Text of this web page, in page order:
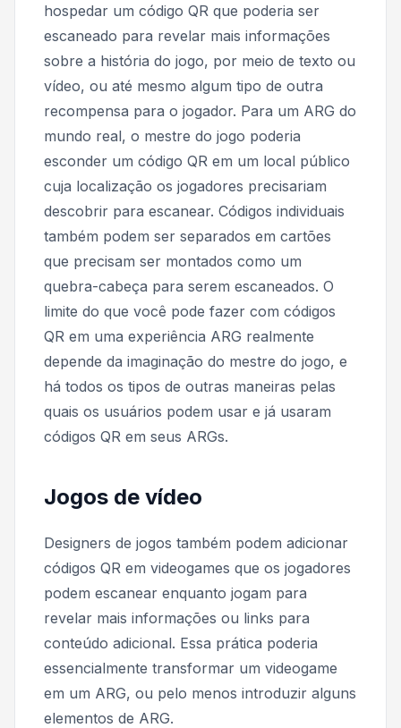
hospedar um código QR que poderia ser
escaneado para revelar mais informações
sobre a história do jogo, por meio de texto ou
vídeo, ou até mesmo algum tipo de outra
recompensa para o jogador. Para um ARG do
mundo real, o mestre do jogo poderia
esconder um código QR em um local público
cuja localização os jogadores precisariam
descobrir para escanear. Códigos individuais
também podem ser separados em cartões
que precisam ser montados como um
quebra-cabeça para serem escaneados. O
limite do que você pode fazer com códigos
QR em uma experiência ARG realmente
depende da imaginação do mestre do jogo, e
há todos os tipos de outras maneiras pelas
quais os usuários podem usar e já usaram
códigos QR em seus ARGs.
Jogos de vídeo
Designers de jogos também podem adicionar
códigos QR em videogames que os jogadores
podem escanear enquanto jogam para
revelar mais informações ou links para
conteúdo adicional. Essa prática poderia
essencialmente transformar um videogame
em um ARG, ou pelo menos introduzir alguns
elementos de ARG.